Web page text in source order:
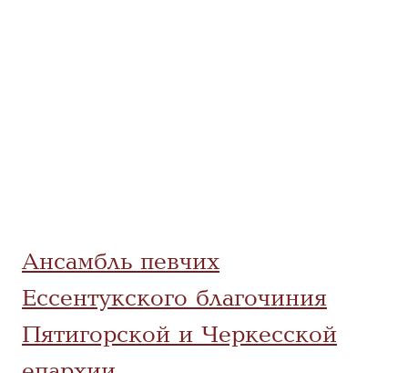
Ансамбль певчих
Ессентукского благочиния
Пятигорской и Черкесской